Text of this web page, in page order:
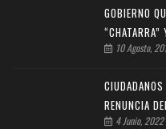
GOBIERNO
10 Agosto,
RENUNCIA
4 Junio, 2022